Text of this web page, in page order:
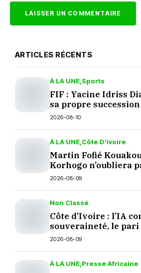
ARTICLES RÉCENTS
À LA UNE Sports
FIF : Yacine Idriss
sa propre succession
2026-08-10
À LA UNE Côte D’ivoire
Martin Fofié
Korhogo n’oubliera
2026-08-09
Non Classé
Côte d’Ivoire : l’IA
souveraineté, le pari
2026-08-09
À LA UNE Presse Africaine